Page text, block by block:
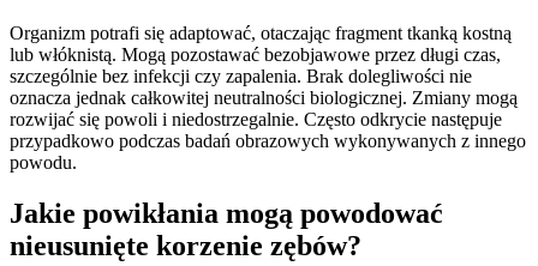
Organizm potrafi się adaptować, otaczając fragment tkanką kostną
lub włóknistą. Mogą pozostawać bezobjawowe przez długi czas,
szczególnie bez infekcji czy zapalenia. Brak dolegliwości nie
oznacza jednak całkowitej neutralności biologicznej. Zmiany mogą
rozwijać się powoli i niedostrzegalnie. Często odkrycie następuje
przypadkowo podczas badań obrazowych wykonywanych z innego
powodu.
Jakie powikłania mogą powodować
nieusunięte korzenie zębów?